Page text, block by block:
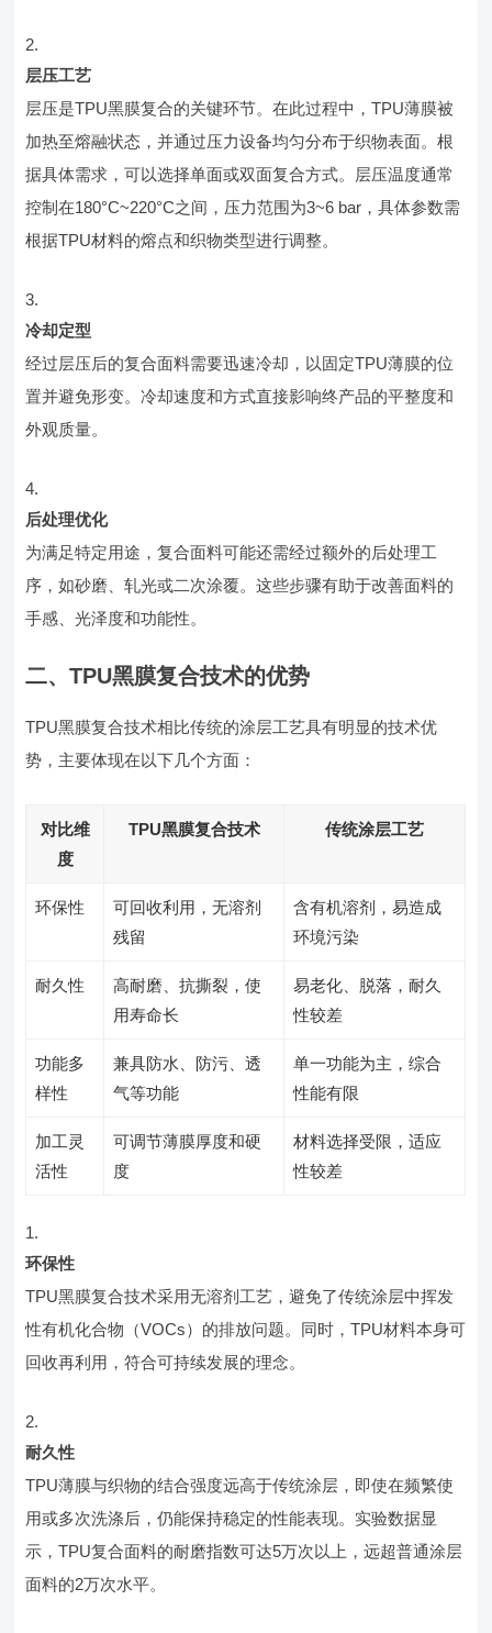
层压工艺
层压是TPU黑膜复合的关键环节。在此过程中，TPU薄膜被
加热至熔融状态，并通过压力设备均匀分布于织物表面。根
据具体需求，可以选择单面或双面复合方式。层压温度通常
控制在180°C~220°C之间，压力范围为3~6 bar，具体参数需
根据TPU材料的熔点和织物类型进行调整。
冷却定型
经过层压后的复合面料需要迅速冷却，以固定TPU薄膜的位
置并避免形变。冷却速度和方式直接影响终产品的平整度和
外观质量。
后处理优化
为满足特定用途，复合面料可能还需经过额外的后处理工
序，如砂磨、轧光或二次涂覆。这些步骤有助于改善面料的
手感、光泽度和功能性。
二、TPU黑膜复合技术的优势
TPU黑膜复合技术相比传统的涂层工艺具有明显的技术优
势，主要体现在以下几个方面：
对比维
度
TPU黑膜复合技术 传统涂层工艺
环保性
可回收利用，无溶剂
残留
含有机溶剂，易造成
环境污染
耐久性
高耐磨、抗撕裂，使
用寿命长
易老化、脱落，耐久
性较差
功能多
样性
兼具防水、防污、透
气等功能
单一功能为主，综合
性能有限
加工灵
活性
可调节薄膜厚度和硬
度
材料选择受限，适应
性较差
环保性
TPU黑膜复合技术采用无溶剂工艺，避免了传统涂层中挥发
性有机化合物（VOCs）的排放问题。同时，TPU材料本身可
回收再利用，符合可持续发展的理念。
耐久性
TPU薄膜与织物的结合强度远高于传统涂层，即使在频繁使
用或多次洗涤后，仍能保持稳定的性能表现。实验数据显
示，TPU复合面料的耐磨指数可达5万次以上，远超普通涂层
面料的2万次水平。